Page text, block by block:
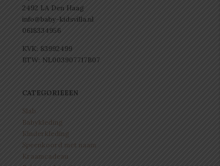
2492 LA Den Haag
info@baby-kidsvilla.nl
0618334956
KVK: 83992499
BTW: NL003907717B07
CATEGORIEEEN
Slab
Babykleding
Kinderkleding
Speenkoord met naam
Kraamcadeau